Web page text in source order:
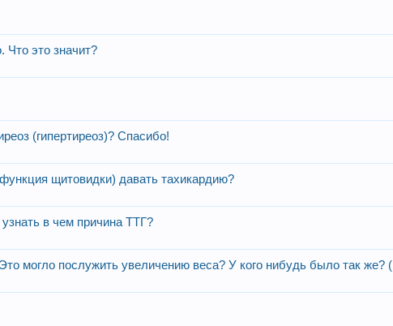
это значит?
(гипертиреоз)? Спасибо!
щитовидки) давать тахикардию?
в чем причина ТТГ?
могло послужить увеличению веса? У кого нибудь было так же? (